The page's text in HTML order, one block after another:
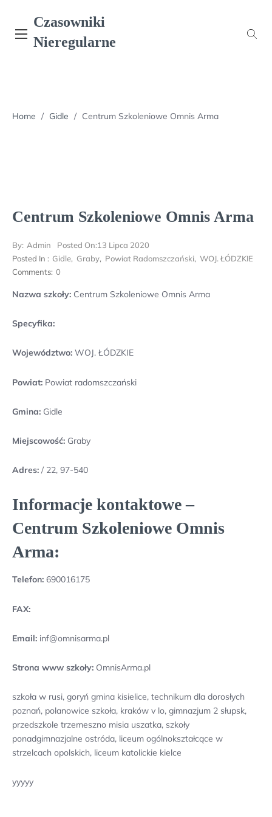
content
Czasowniki
Nieregularne
Home / Gidle / Centrum Szkoleniowe Omnis Arma
Centrum Szkoleniowe Omnis Arma
By: Admin Posted On:13 Lipca 2020
Posted In : Gidle, Graby, Powiat Radomszczański, WOJ. ŁÓDZKIE
Comments: 0
Nazwa szkoły: Centrum Szkoleniowe Omnis Arma
Specyfika:
Województwo: WOJ. ŁÓDZKIE
Powiat: Powiat radomszczański
Gmina: Gidle
Miejscowość: Graby
Adres: / 22, 97-540
Informacje kontaktowe –
Centrum Szkoleniowe Omnis
Arma:
Telefon: 690016175
FAX:
Email: inf@omnisarma.pl
Strona www szkoły: OmnisArma.pl
szkoła w rusi, goryń gmina kisielice, technikum dla dorosłych
poznań, polanowice szkoła, kraków v lo, gimnazjum 2 słupsk,
przedszkole trzemeszno misia uszatka, szkoły
ponadgimnazjalne ostróda, liceum ogólnokształcące w
strzelcach opolskich, liceum katolickie kielce
yyyyy